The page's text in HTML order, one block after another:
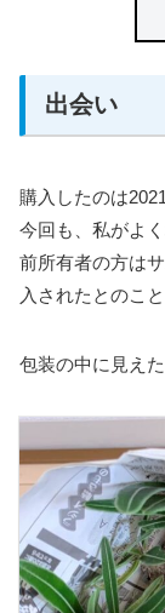
出会い
購入したのは
今回も、私がよ
前所有者の方は
入されたとのこと
包装の中に見え